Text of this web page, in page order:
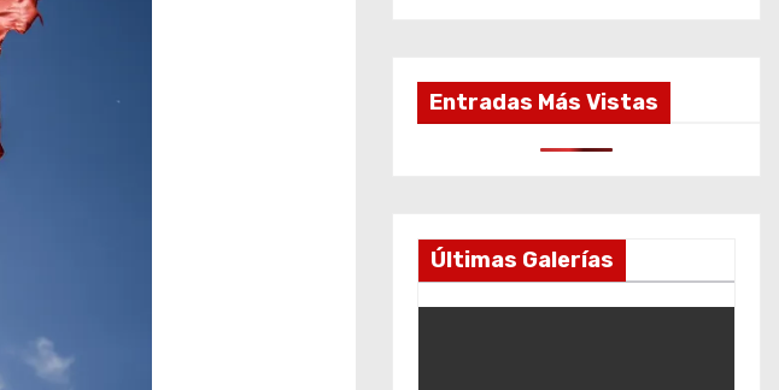
Entradas Más Vistas
Últimas Galerías